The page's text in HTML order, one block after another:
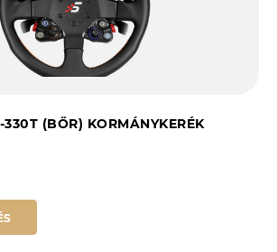
(BŐR) KORMÁNYKERÉK